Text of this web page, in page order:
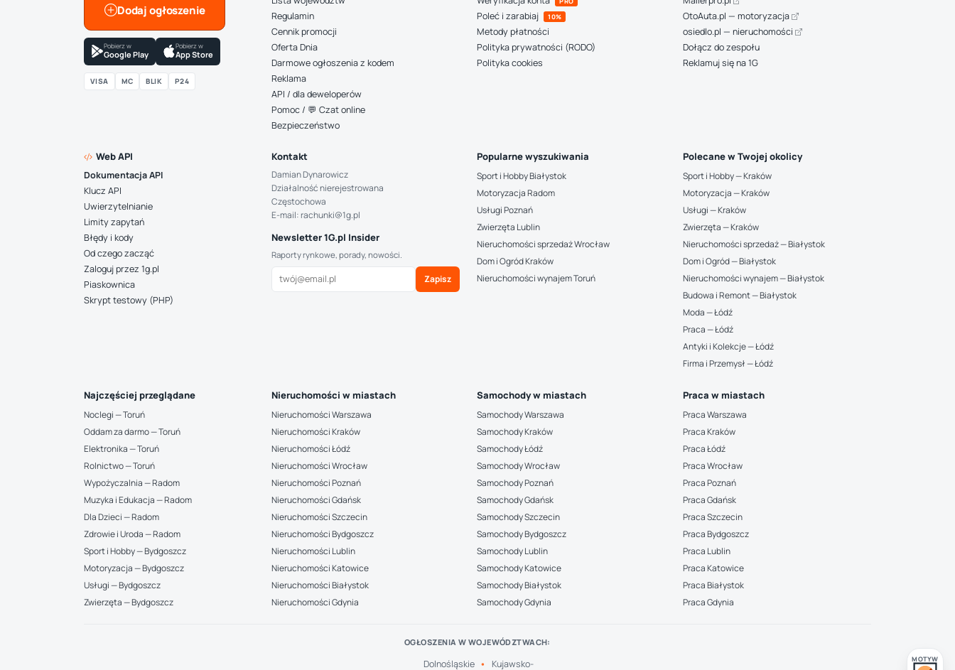
MOTYW
Dodaj ogłoszenie
Pobierz w
Google Play
Pobierz w
App Store
VISA MC BLIK P24
Regulamin
Cennik promocji
Oferta Dnia
Darmowe ogłoszenia z kodem
Reklama
API / dla deweloperów
Pomoc / 💬 Czat online
Bezpieczeństwo
Poleć i zarabiaj 10%
Metody płatności
Polityka prywatności (RODO)
Polityka cookies
OtoAuta.pl — motoryzacja
osiedlo.pl — nieruchomości
Dołącz do zespołu
Reklamuj się na 1G
Web API
Dokumentacja API
Klucz API
Uwierzytelnianie
Limity zapytań
Błędy i kody
Od czego zacząć
Zaloguj przez 1g.pl
Piaskownica
Skrypt testowy (PHP)
Kontakt
Damian Dynarowicz
Działalność nierejestrowana
Częstochowa
E-mail: rachunki@1g.pl
Newsletter 1G.pl Insider
Raporty rynkowe, porady, nowości.
Zapisz
Popularne wyszukiwania
Sport i Hobby Białystok
Motoryzacja Radom
Usługi Poznań
Zwierzęta Lublin
Nieruchomości sprzedaż Wrocław
Dom i Ogród Kraków
Nieruchomości wynajem Toruń
Polecane w Twojej okolicy
Sport i Hobby — Kraków
Motoryzacja — Kraków
Usługi — Kraków
Zwierzęta — Kraków
Nieruchomości sprzedaż — Białystok
Dom i Ogród — Białystok
Nieruchomości wynajem — Białystok
Budowa i Remont — Białystok
Moda — Łódź
Praca — Łódź
Antyki i Kolekcje — Łódź
Firma i Przemysł — Łódź
Najczęściej przeglądane
Noclegi — Toruń
Oddam za darmo — Toruń
Elektronika — Toruń
Rolnictwo — Toruń
Wypożyczalnia — Radom
Muzyka i Edukacja — Radom
Dla Dzieci — Radom
Zdrowie i Uroda — Radom
Sport i Hobby — Bydgoszcz
Motoryzacja — Bydgoszcz
Usługi — Bydgoszcz
Zwierzęta — Bydgoszcz
Nieruchomości w miastach
Nieruchomości Warszawa
Nieruchomości Kraków
Nieruchomości Łódź
Nieruchomości Wrocław
Nieruchomości Poznań
Nieruchomości Gdańsk
Nieruchomości Szczecin
Nieruchomości Bydgoszcz
Nieruchomości Lublin
Nieruchomości Katowice
Nieruchomości Białystok
Nieruchomości Gdynia
Samochody w miastach
Samochody Warszawa
Samochody Kraków
Samochody Łódź
Samochody Wrocław
Samochody Poznań
Samochody Gdańsk
Samochody Szczecin
Samochody Bydgoszcz
Samochody Lublin
Samochody Katowice
Samochody Białystok
Samochody Gdynia
Praca w miastach
Praca Warszawa
Praca Kraków
Praca Łódź
Praca Wrocław
Praca Poznań
Praca Gdańsk
Praca Szczecin
Praca Bydgoszcz
Praca Lublin
Praca Katowice
Praca Białystok
Praca Gdynia
OGŁOSZENIA W WOJEWÓDZTWACH:
Dolnośląskie Kujawsko-